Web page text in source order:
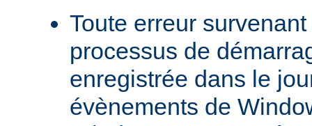
Toute erreur
processus de
enregistrée dans le
évènements de